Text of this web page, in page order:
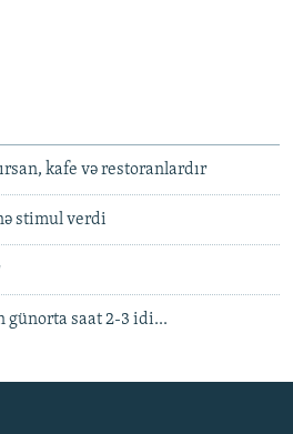
kafe və restoranlardır
stimul verdi
günorta saat 2-3 idi...